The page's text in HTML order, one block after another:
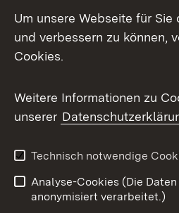
Facebook
X / Twitter
Youtube
Impressum
Um unsere Webseite für
und verbessern zu können,
Cookies.
Weitere Informationen zu
unserer
Technisch notwendige
Analyse-Cookies (Die
anonymisiert verarbeitet.)